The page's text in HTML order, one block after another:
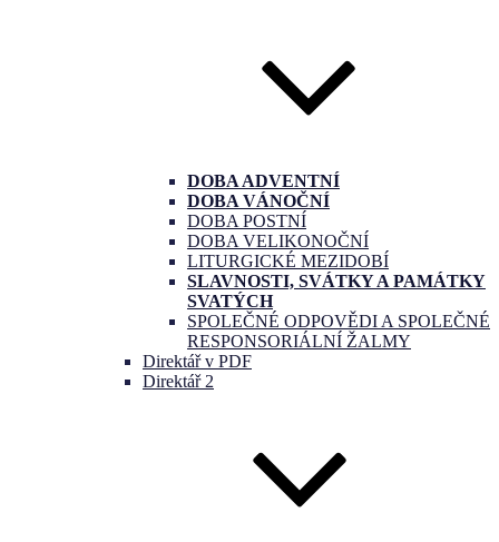
DOBA ADVENTNÍ
DOBA VÁNOČNÍ
DOBA POSTNÍ
DOBA VELIKONOČNÍ
LITURGICKÉ MEZIDOBÍ
SLAVNOSTI, SVÁTKY A PAMÁTKY
SVATÝCH
SPOLEČNÉ ODPOVĚDI A SPOLEČNÉ
RESPONSORIÁLNÍ ŽALMY
Direktář v PDF
Direktář 2